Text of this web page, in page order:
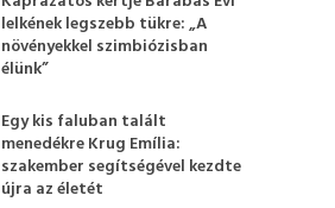
lelkének legszebb tükre: „A
növényekkel szimbiózisban
élünk”
Egy kis faluban talált
menedékre Krug Emília:
szakember segítségével kezdte
újra az életét